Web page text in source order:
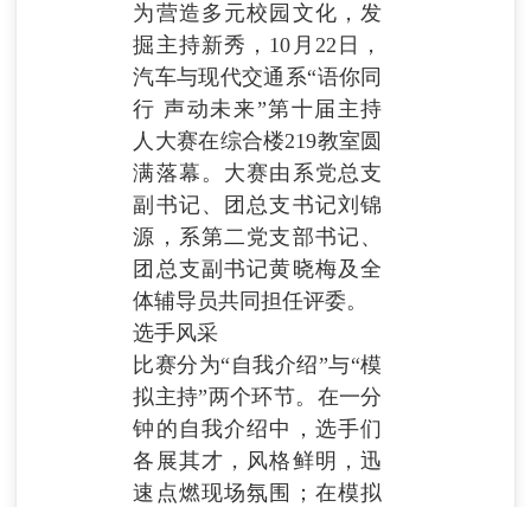
为营造多元校园文化，发
掘主持新秀，10月22日，
汽车与现代交通系“语你同
行 声动未来”第十届主持
人大赛在综合楼219教室圆
满落幕。大赛由系党总支
副书记、团总支书记刘锦
源，系第二党支部书记、
团总支副书记黄晓梅及全
体辅导员共同担任评委。
选手风采
比赛分为“自我介绍”与“模
拟主持”两个环节。在一分
钟的自我介绍中，选手们
各展其才，风格鲜明，迅
速点燃现场氛围；在模拟